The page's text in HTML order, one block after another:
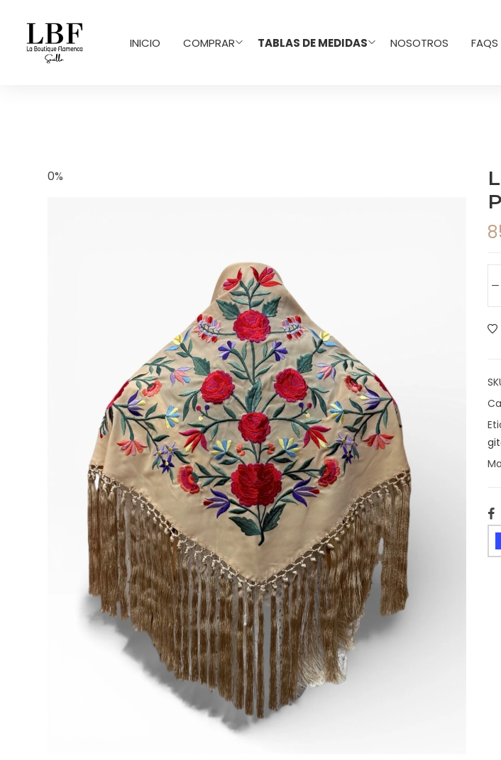
INICIO COMPRAR TABLAS DE MEDIDAS NOSOTROS FAQS
0%